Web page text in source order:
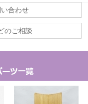
合わせ
のご相談